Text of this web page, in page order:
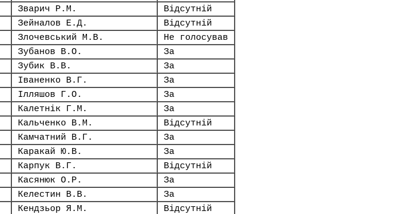
Зварич Р.М.
Відсутній
Зейналов Е.Д.
Відсутній
Злочевський М.В.
Не голосував
Зубанов В.О.
За
Зубик В.В.
За
Іваненко В.Г.
За
Ілляшов Г.О.
За
Калетнік Г.М.
За
Кальченко В.М.
Відсутній
Камчатний В.Г.
За
Каракай Ю.В.
За
Карпук В.Г.
Відсутній
Касянюк О.Р.
За
Келестин В.В.
За
Кендзьор Я.М.
Відсутній